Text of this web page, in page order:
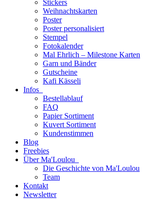
Stickers
Weihnachtskarten
Poster
Poster personalisiert
Stempel
Fotokalender
Mal Ehrlich – Milestone Karten
Garn und Bänder
Gutscheine
Kafi Kässeli
Infos
Bestellablauf
FAQ
Papier Sortiment
Kuvert Sortiment
Kundenstimmen
Blog
Freebies
Über Ma'Loulou
Die Geschichte von Ma'Loulou
Team
Kontakt
Newsletter